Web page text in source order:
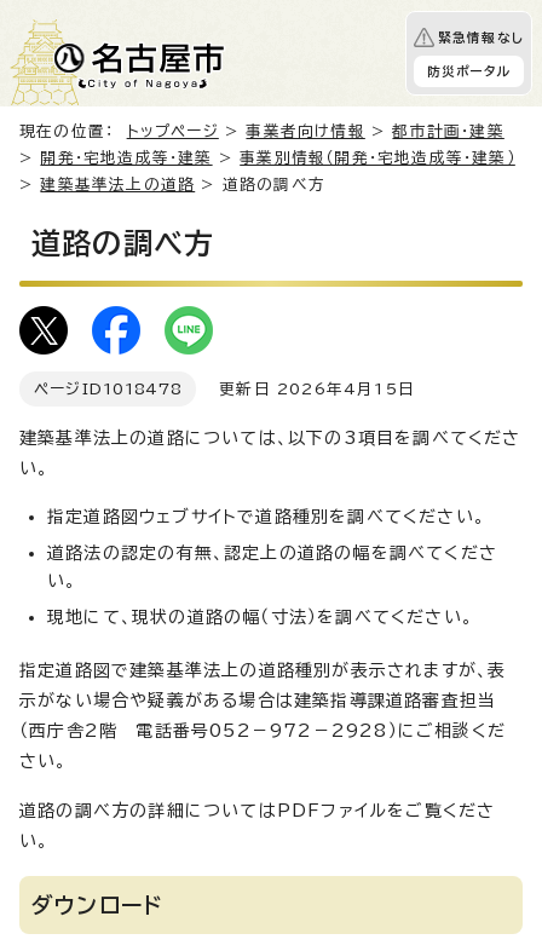
緊急情報なし
防災ポータル
現在の位置： トップページ >事業者向け情報 >都市計画・建築
>
開発・宅地造成等・建築 >事業別情報（開発・宅地造成等・建築）
>建築基準法上の道路 > 道路の調べ方
道路の調べ方
ページID 1018478 更新日 2026年4月15日
建築基準法上の道路については、以下の3項目を調べてくださ
い。
指定道路図ウェブサイトで道路種別を調べてください。
道路法の認定の有無、認定上の道路の幅を調べてくださ
い。
現地にて、現状の道路の幅（寸法）を調べてください。
指定道路図で建築基準法上の道路種別が表示されますが、表
示がない場合や疑義がある場合は建築指導課道路審査担当
（西庁舎2階 電話番号052－972－2928）にご相談くだ
さい。
道路の調べ方の詳細についてはPDFファイルをご覧くださ
い。
ダウンロード